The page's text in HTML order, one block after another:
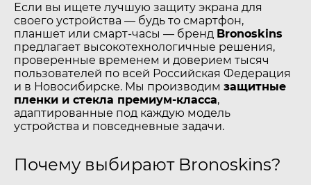
Если вы ищете лучшую защиту экрана для
своего устройства — будь то смартфон,
планшет или смарт-часы — бренд Bronoskins
предлагает высокотехнологичные решения,
проверенные временем и доверием тысяч
пользователей по всей Российская Федерация
и в Новосибирске. Мы производим защитные
пленки и стекла премиум-класса,
адаптированные под каждую модель
устройства и повседневные задачи.
Почему выбирают Bronoskins?